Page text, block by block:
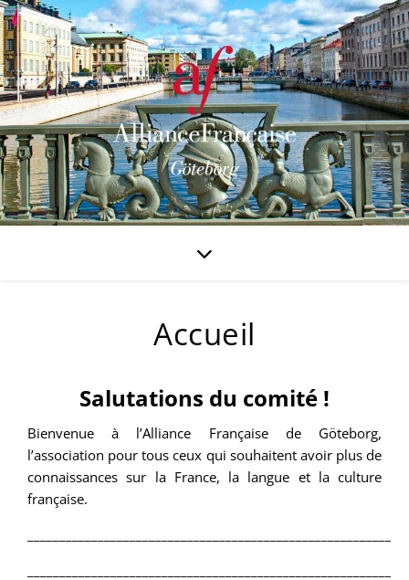
Accueil
Salutations du comité !
Bienvenue à l’Alliance Française de Göteborg,
l’association pour tous ceux qui souhaitent avoir plus de
connaissances sur la France, la langue et la culture
française.